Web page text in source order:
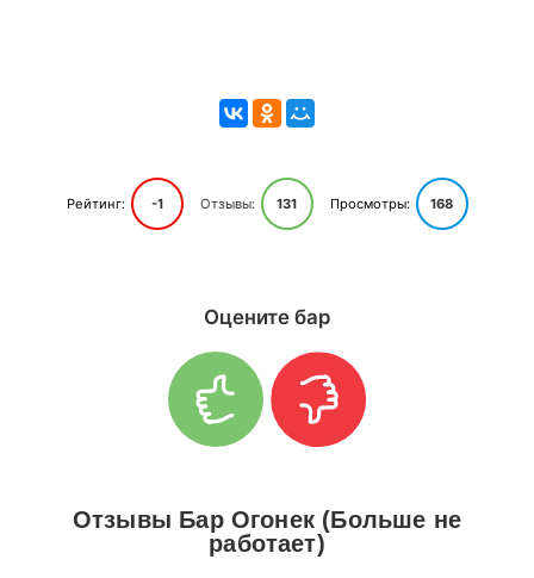
Рейтинг: -1 Отзывы: 131 Просмотры: 168
Оцените бар
Отзывы Бар Огонек (Больше не
работает)